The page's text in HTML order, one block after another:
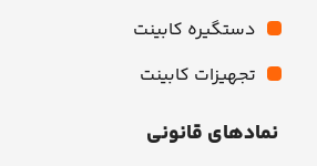
دستگیره کابینت
تجهیزات کابینت
نمادهای قانونی